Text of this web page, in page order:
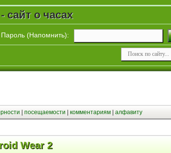
сайт о часах
Пароль (Напомнить):
|посещаемости |комментариям |алфавиту
Wear 2